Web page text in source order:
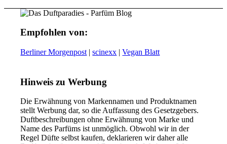
Empfohlen von:
Berliner Morgenpost | scinexx | Vegan Blatt
Hinweis zu Werbung
Die Erwähnung von Markennamen und Produktnamen
stellt Werbung dar, so die Auffassung des Gesetzgebers.
Duftbeschreibungen ohne Erwähnung von Marke und
Name des Parfüms ist unmöglich. Obwohl wir in der
Regel Düfte selbst kaufen, deklarieren wir daher alle